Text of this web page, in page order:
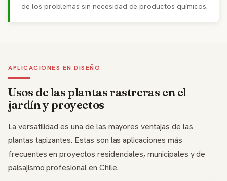
de los problemas sin necesidad de productos químicos.
APLICACIONES EN DISEÑO
Usos de las plantas rastreras en el
jardín y proyectos
La versatilidad es una de las mayores ventajas de las
plantas tapizantes. Estas son las aplicaciones más
frecuentes en proyectos residenciales, municipales y de
paisajismo profesional en Chile.